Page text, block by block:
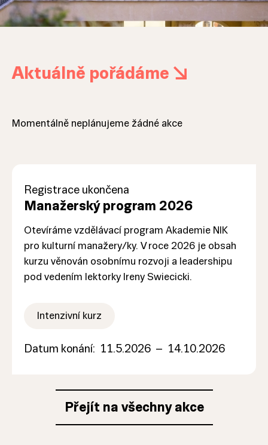
Aktuálně pořádáme
Momentálně neplánujeme žádné akce
Intenzivní kurz
Manažerský program 2026
Otevíráme vzdělávací program Akademie NIK
pro kulturní manažery/ky. V roce 2026 je obsah
kurzu věnován osobnímu rozvoji a leadershipu
pod vedením lektorky Ireny Swiecicki.
Registrace ukončena
Datum konání: 11.5.2026 – 14.10.2026
Přejít na všechny akce